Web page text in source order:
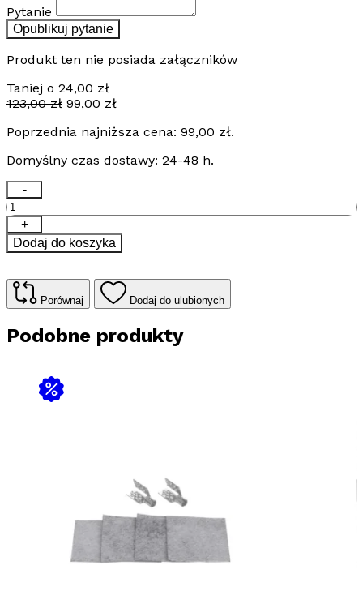
Pytanie
Opublikuj pytanie
Produkt ten nie posiada załączników
Taniej o 24,00 zł
123,00zł Pierwotna
wynosiła:
99,00 złAktualna
wynosi:
Poprzednia najniższa cena: 99,00 zł.
Domyślny czas dostawy: 24-48 h.
ilość
Stelaż
do
grzejnika
ATLANTIC
-
+
Dodaj do koszyka
Porównaj Dodaj do ulubionych
Podobne produkty